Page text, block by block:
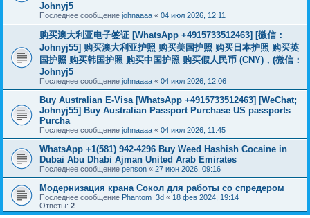
Johnyj5
Последнее сообщение johnaaaa « 04 июл 2026, 12:11
购买澳大利亚电子签证 [WhatsApp +4915733512463] [微信：
Johnyj55] 购买澳大利亚护照 购买美国护照 购买日本护照 购买英
国护照 购买韩国护照 购买中国护照 购买假人民币 (CNY)，(微信：
Johnyj5
Последнее сообщение johnaaaa « 04 июл 2026, 12:06
Buy Australian E-Visa [WhatsApp +4915733512463] [WeChat;
Johnyj55] Buy Australian Passport Purchase US passports
Purcha
Последнее сообщение johnaaaa « 04 июл 2026, 11:45
WhatsApp +1(581) 942-4296 Buy Weed Hashish Cocaine in
Dubai Abu Dhabi Ajman United Arab Emirates
Последнее сообщение penson « 27 июн 2026, 09:16
Модернизация крана Сокол для работы со спредером
Последнее сообщение Phantom_3d « 18 фев 2024, 19:14
Ответы: 2